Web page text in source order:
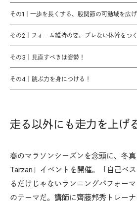
その1｜一歩を長くする、股関節の可動域を広げ
その2｜フォーム維持の要、ブレない体幹をつく
その3｜見直すべきは姿勢！
その4｜跳ぶ力を身につける！
走る以外にも走力を上げ
春のマラソンシーズンを念頭に、冬
Tarzan」イベントを開催。「自己ベ
るだけじゃないランニングパフォー
のテーマだ。講師に齊藤邦秀トレーナ